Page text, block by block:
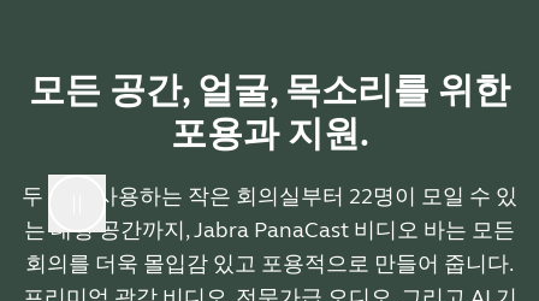
모든 공간, 얼굴, 목소리를 위한
포용과 지원.
두 명이 사용하는 작은 회의실부터 22명이 모일 수 있
는 대형 공간까지, Jabra PanaCast 비디오 바는 모든
회의를 더욱 몰입감 있고 포용적으로 만들어 줍니다.